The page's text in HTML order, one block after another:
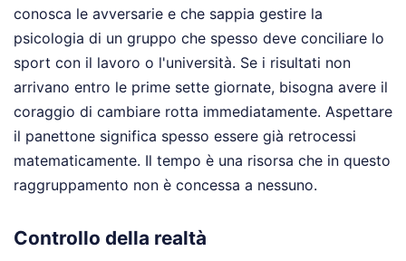
conosca le avversarie e che sappia gestire la
psicologia di un gruppo che spesso deve conciliare lo
sport con il lavoro o l'università. Se i risultati non
arrivano entro le prime sette giornate, bisogna avere il
coraggio di cambiare rotta immediatamente. Aspettare
il panettone significa spesso essere già retrocessi
matematicamente. Il tempo è una risorsa che in questo
raggruppamento non è concessa a nessuno.
Controllo della realtà